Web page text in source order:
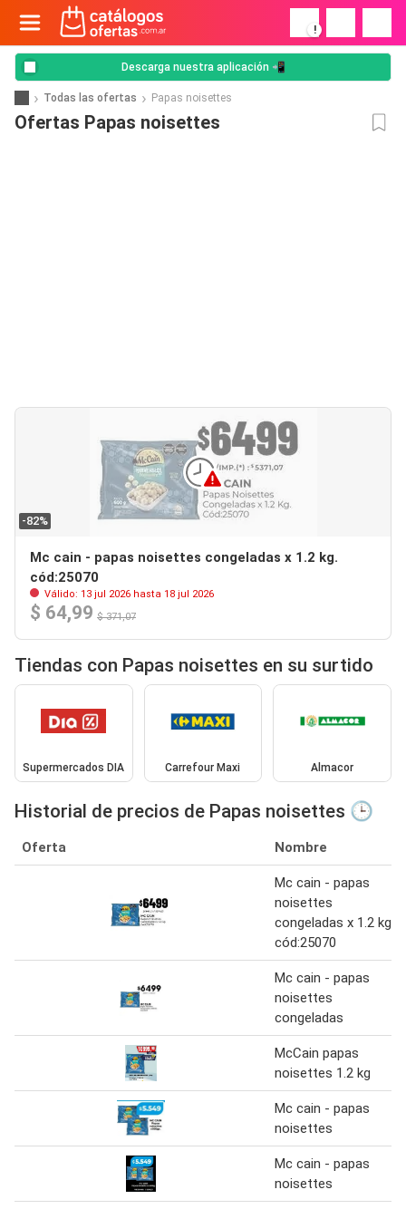
!
Descarga nuestra aplicación 📲
Todas las ofertas Papas noisettes
Ofertas Papas noisettes
-82%
Mc cain - papas noisettes congeladas x 1.2 kg.
cód:25070
Válido: 13 jul 2026 hasta 18 jul 2026
$ 64,99 $ 371,07
Tiendas con Papas noisettes en su surtido
Supermercados DIA Carrefour Maxi Almacor
Historial de precios de Papas noisettes 🕒
Oferta Nombre
Mc cain - papas
noisettes
congeladas x 1.2 kg.
cód:25070
Mc cain - papas
noisettes
congeladas
McCain papas
noisettes 1.2 kg
Mc cain - papas
noisettes
Mc cain - papas
noisettes